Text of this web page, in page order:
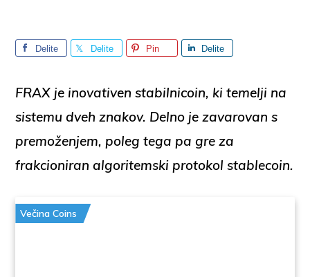
Delite Delite Pin Delite
FRAX je inovativen stabilnicoin, ki temelji na
sistemu dveh znakov. Delno je zavarovan s
premoženjem, poleg tega pa gre za
frakcioniran algoritemski protokol stablecoin.
Večina Coins